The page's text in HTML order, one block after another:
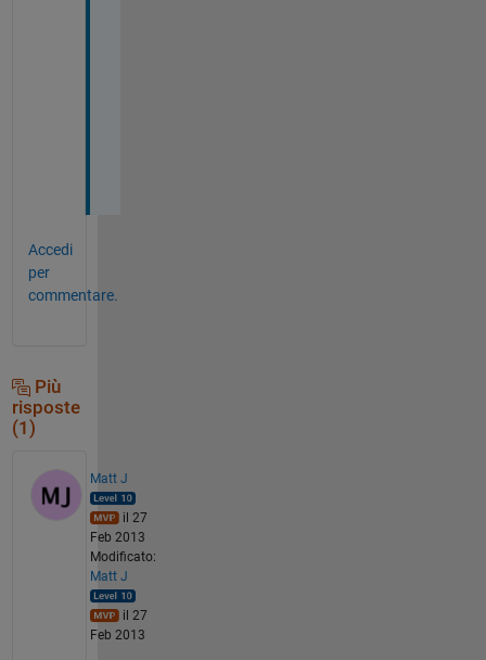
Accedi
per
commentare.
Più
risposte
(1)
Matt J
il 27
Feb 2013
Modificato:
Matt J
il 27
Feb 2013